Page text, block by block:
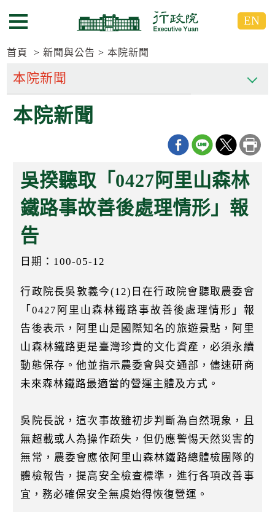
到
要
區
到
要
區
選單按鈕 EN
首頁 新聞與公告 本院新聞
本院新聞
吳揆聽取「0427阿里山森林
鐵路事故善後處理情形」報
告
日期：100-05-12
行政院長吳敦義今(12)日在行政院會聽取農委會
「0427阿里山森林鐵路事故善後處理情形」報
告後表示，阿里山是國際知名的旅遊景點，阿里
山森林鐵路更是臺灣珍貴的文化資產，必須永續
動態保存。他並指示農委會與交通部，儘速研商
未來森林鐵路最適當的營運主體及方式。
吳院長說，這次事故雖初步判斷為自然現象，且
無超載或人為操作疏失，但仍應警惕天然災害的
無常，農委會應依阿里山森林鐵路總體檢團隊的
體檢報告，提高安全檢查標準，進行各項改善事
宜，務必確保安全無虞始得恢復營運。